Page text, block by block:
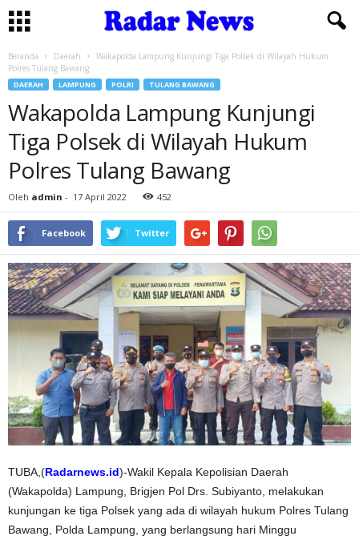
Beranda Daerah
Wakapolda Lampung Kunjungi Tiga Polsek di Wilayah Hukum
Polres Tulang Bawang
DAERAH LAMPUNG POLRI TULANG BAWANG
Wakapolda Lampung Kunjungi
Tiga Polsek di Wilayah Hukum
Polres Tulang Bawang
Oleh admin - 17 April 2022 452
Facebook Twitter
TUBA,(Radarnews.id)-Wakil Kepala Kepolisian Daerah
(Wakapolda) Lampung, Brigjen Pol Drs. Subiyanto, melakukan
kunjungan ke tiga Polsek yang ada di wilayah hukum Polres Tulang
Bawang, Polda Lampung, yang berlangsung hari Minggu